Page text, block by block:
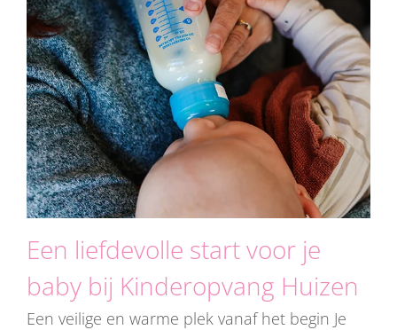
Een liefdevolle start voor je
baby bij Kinderopvang Huizen
Een veilige en warme plek vanaf het begin Je